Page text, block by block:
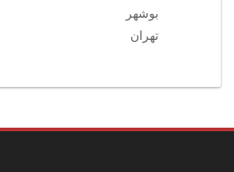
بوشهر
تهران